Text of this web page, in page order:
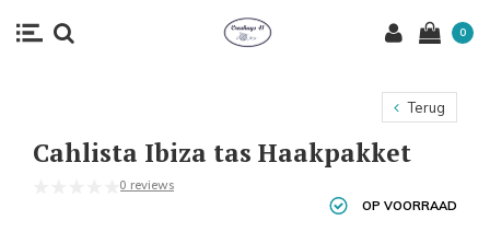
0
Terug
Cahlista Ibiza tas Haakpakket
0 reviews
OP VOORRAAD